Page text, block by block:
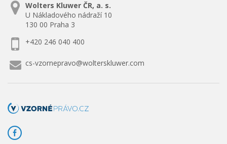
Wolters Kluwer ČR, a. s.
U Nákladového nádraží 10
130 00 Praha 3
+420 246 040 400
cs-vzornepravo@wolterskluwer.com